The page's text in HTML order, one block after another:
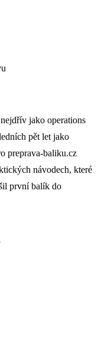
jako operations
pět let jako
preprava-baliku.cz
návodech, které
první balík do